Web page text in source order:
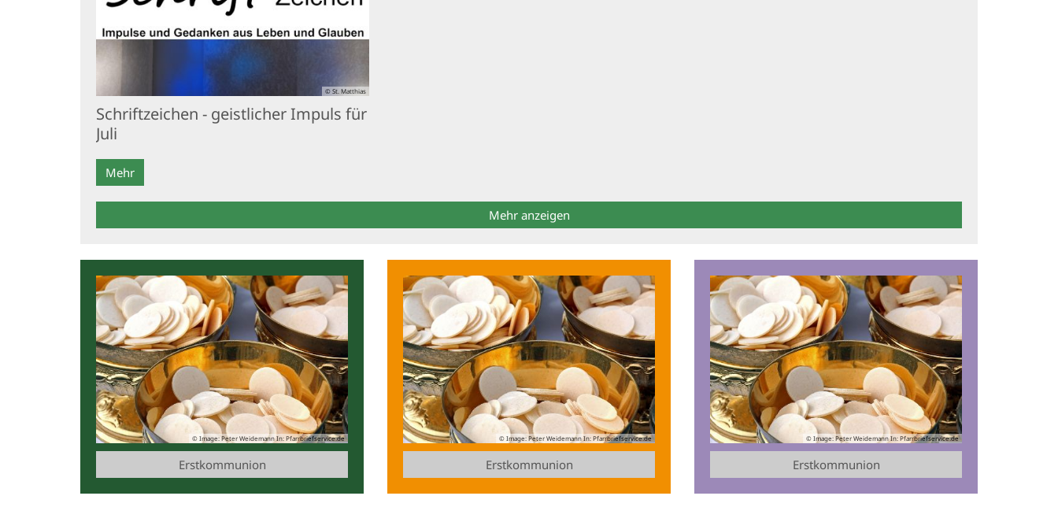
© St. Matthias
Schriftzeichen - geistlicher Impuls für
Juli
Mehr
Mehr anzeigen
© Image: Peter Weidemann In: Pfarrbriefservice.de
Erstkommunion
© Image: Peter Weidemann In: Pfarrbriefservice.de
Erstkommunion
© Image: Peter Weidemann In: Pfarrbriefservice.de
Erstkommunion